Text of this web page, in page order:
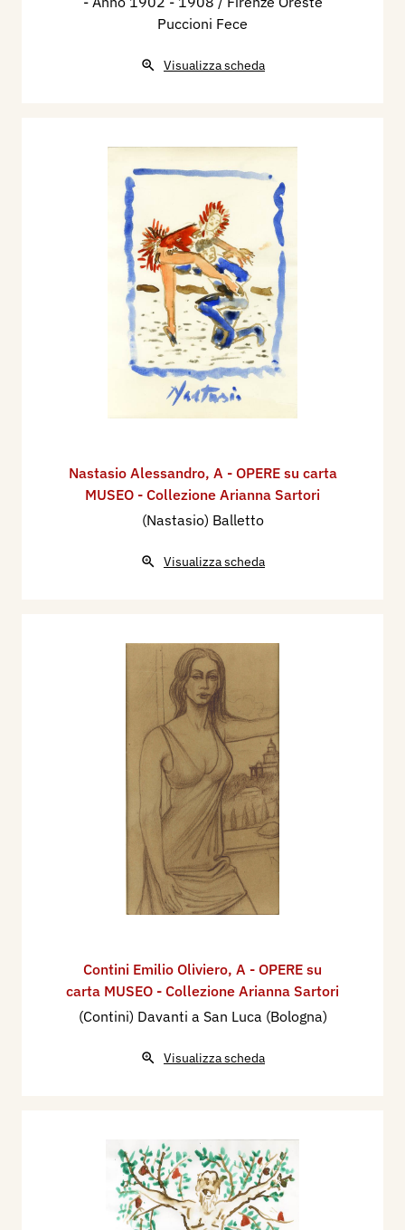
Puccioni Fece
Visualizza scheda
Nastasio Alessandro, A - OPERE su carta
MUSEO - Collezione Arianna Sartori
(Nastasio) Balletto
Visualizza scheda
Contini Emilio Oliviero, A - OPERE su
carta MUSEO - Collezione Arianna Sartori
(Contini) Davanti a San Luca (Bologna)
Visualizza scheda